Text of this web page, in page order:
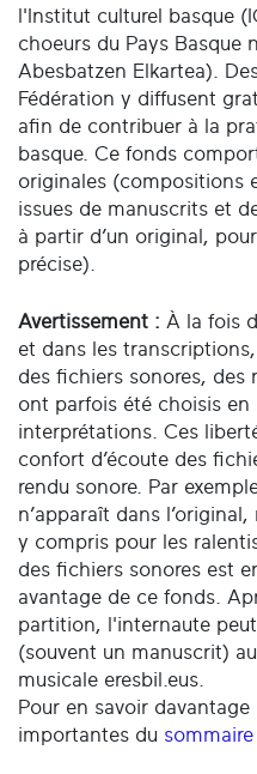
l'Institut culturel basque
choeurs du Pays Basque
Abesbatzen Elkartea).
Fédération y diffusent
afin de contribuer à la
basque. Ce fonds
originales (compositions
issues de manuscrits et
à partir d’un original,
précise).
Avertissement : À la fois
et dans les
des fichiers sonores, des
ont parfois été choisis en
interprétations. Ces
confort d’écoute des
rendu sonore. Par
n’apparaît dans
y compris pour les
des fichiers sonores est
avantage de ce fonds.
partition, l'internaute
(souvent un manuscrit)
musicale eresbil.eus.
Pour en savoir
importantes du